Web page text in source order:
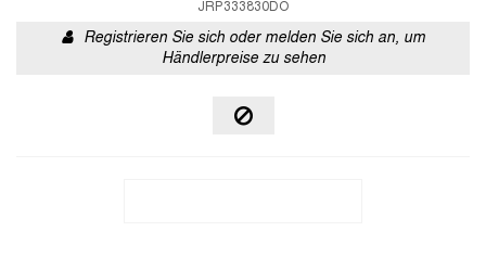
JRP333830DO
Registrieren Sie sich oder melden Sie sich an, um
Händlerpreise zu sehen